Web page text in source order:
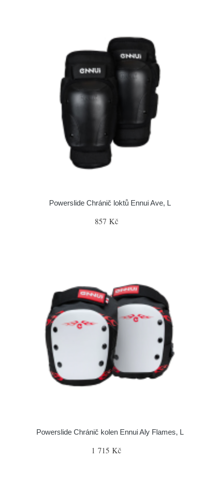
Powerslide Chránič loktů Ennui Ave, L
857 Kč
Powerslide Chránič kolen Ennui Aly Flames, L
1 715 Kč